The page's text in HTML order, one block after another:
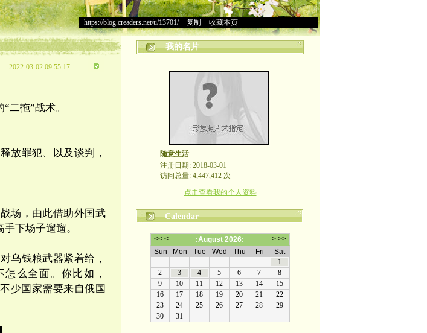
https://blog.creaders.net/u/13701/> 复制 收藏本页
2022-03-02 09:55:17
二拖”战术。
放罪犯、以及谈判，
场，由此借助外国武
下场子遛遛。
乌钱粮武器紧着给，
么全面。你比如，
少国家需要来自俄国
我的名片
随意生活
注册日期: 2018-03-01
访问总量: 4,447,412 次
点击查看我的个人资料
Calendar